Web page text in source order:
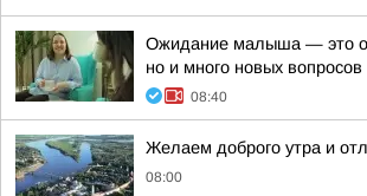
Ожидание малыша — это
но и много новых вопросов
08:40
Желаем доброго утра и
08:00